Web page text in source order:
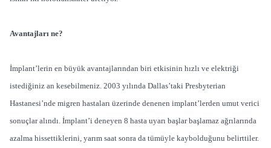
Avantajları ne?
İmplant’lerin en büyük avantajlarından biri etkisinin hızlı ve elektriği
istediğiniz an kesebilmeniz. 2003 yılında Dallas’taki Presbyterian
Hastanesi’nde migren hastaları üzerinde denenen implant’lerden umut verici
sonuçlar alındı. İmplant’i deneyen 8 hasta uyarı başlar başlamaz ağrılarında
azalma hissettiklerini, yarım saat sonra da tümüyle kaybolduğunu belirttiler.